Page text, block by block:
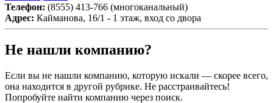
Телефон: (8555) 413-766 (многоканальный)
Адрес: Кайманова, 16/1 - 1 этаж, вход со двора
Не нашли компанию?
Если вы не нашли компанию, которую искали — скорее всего,
она находится в другой рубрике. Не расстраивайтесь!
Попробуйте найти компанию через поиск.